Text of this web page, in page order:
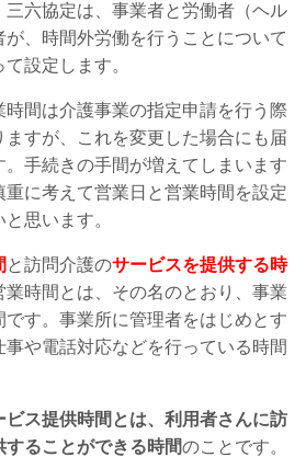
三六協定は、事業者と労働者（ヘル
、時間外労働を行うことについて
設定します。
間は介護事業の指定申請を行う際
すが、これを変更した場合にも届
手続きの手間が増えてしまいます
に考えて営業日と営業時間を設定
思います。
と訪問介護のサービスを提供する時
業時間とは、その名のとおり、事業
です。事業所に管理者をはじめとす
事や電話対応などを行っている時間
ビス提供時間とは、利用者さんに訪
ることができる時間のことです。